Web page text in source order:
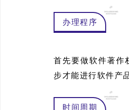
办理程序
首先要做软件著作
步才能进行软件产
时间周期